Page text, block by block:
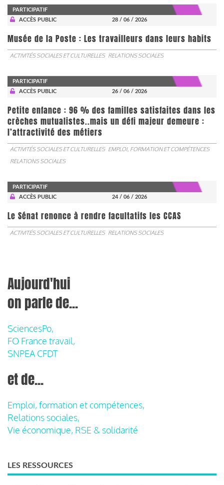
PARTICIPATIF
ACCÈS PUBLIC
28 / 06 / 2026
Musée de la Poste : Les travailleurs dans leurs habits
ACTIVITÉS SOCIALES ET CULTURELLES RELATIONS SOCIALES
PARTICIPATIF
ACCÈS PUBLIC
26 / 06 / 2026
Petite enfance : 96 % des familles satisfaites dans les
crèches mutualistes..mais un défi majeur demeure :
l’attractivité des métiers
ACTIVITÉS SOCIALES ET CULTURELLES EMPLOI, FORMATION ET COMPÉTENCES
RELATIONS SOCIALES
PARTICIPATIF
ACCÈS PUBLIC
24 / 06 / 2026
Le Sénat renonce à rendre facultatifs les CCAS
ACTIVITÉS SOCIALES ET CULTURELLES RELATIONS SOCIALES
Aujourd'hui
on parle de...
SciencesPo,
FO France travail,
SNPEA CFDT
et de...
Emploi, formation et compétences,
Relations sociales,
Vie économique, RSE & solidarité
LES RESSOURCES